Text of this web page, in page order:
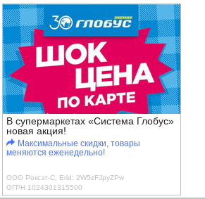
В супермаркетах «Система Глобус»
новая акция!
Максимальные скидки, товары
меняются еженедельно!
ООО Роксэт-С, Erid: 2W5zFJpyZPw
ОГРН 1024301315500